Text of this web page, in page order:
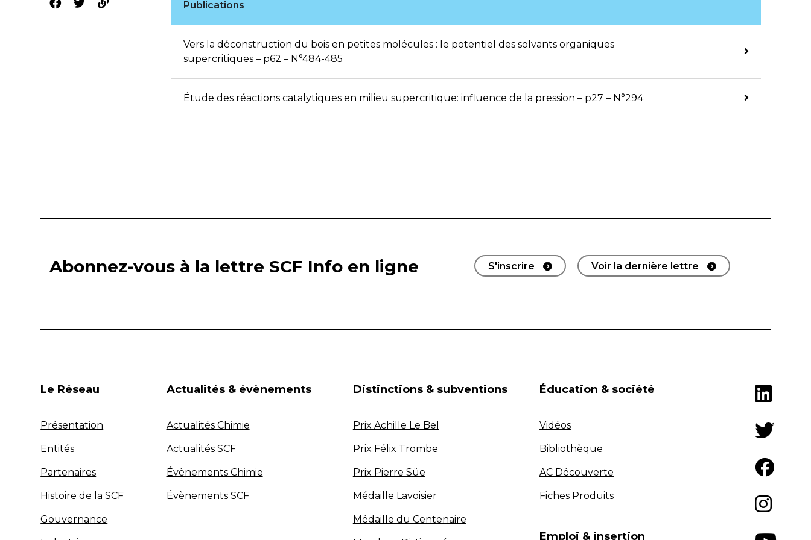
Publications
Vers la déconstruction du bois en petites molécules : le potentiel des solvants organiques
supercritiques – p62 – N°484-485
Étude des réactions catalytiques en milieu supercritique: influence de la pression – p27 – N°294
Abonnez-vous à la lettre SCF Info en ligne S'inscrire Voir la dernière lettre
Le Réseau
Présentation
Entités
Partenaires
Histoire de la SCF
Gouvernance
Actualités & évènements
Actualités Chimie
Actualités SCF
Évènements Chimie
Évènements SCF
Distinctions & subventions
Prix Achille Le Bel
Prix Félix Trombe
Prix Pierre Süe
Médaille Lavoisier
Médaille du Centenaire
Éducation & société
Vidéos
Bibliothèque
AC Découverte
Fiches Produits
Emploi & insertion